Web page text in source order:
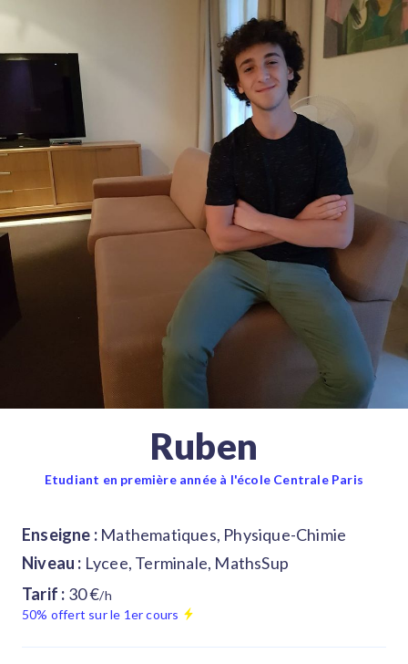
Ruben
Etudiant en première année à l'école Centrale Paris
Enseigne : Mathematiques, Physique-Chimie
Niveau : Lycee, Terminale, MathsSup
Tarif : 30 €/h
50% offert sur le 1er cours